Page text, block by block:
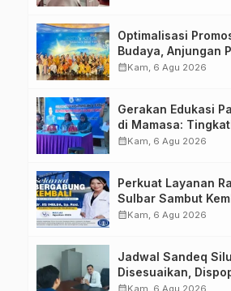
Optimalisasi
Budaya, Anjungan
Sulawesi Barat
calendar_monthKam, 6 Agu 2026
Gerakan Edukasi
di Mamasa:
Pengetahuan dan
calendar_monthKam, 6 Agu 2026
Perkuat Layanan
Sulbar Sambut
Imelda, Sp.Rad
calendar_monthKam, 6 Agu 2026
Jadwal Sandeq
Disesuaikan,
Pastikan Persiapan
calendar_monthKam, 6 Agu 2026